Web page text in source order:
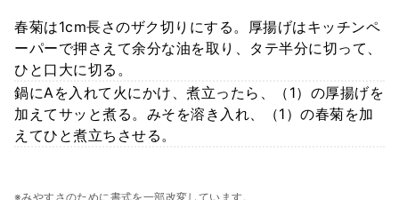
春菊は1cm長さのザク切りにする。厚揚げはキッチンペ
ーパーで押さえて余分な油を取り、タテ半分に切って、
ひと口大に切る。
鍋にAを入れて火にかけ、煮立ったら、（1）の厚揚げを
加えてサッと煮る。みそを溶き入れ、（1）の春菊を加
えてひと煮立ちさせる。
※みやすさのために書式を一部改変しています。